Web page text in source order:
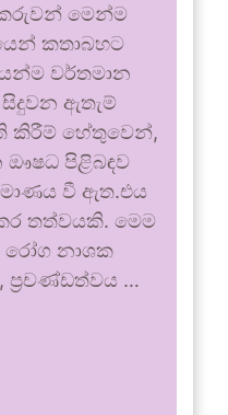
මෙන්ම
කතාබහට
වර්තමාන
ඇතැම්
කිරීම් හේතුවෙන්,
ඖෂධ පිළිබඳව
වී ඇත.එය
තත්වයකි. මෙම
රෝග නාශක
ප්‍රචණ්ඩත්වය …